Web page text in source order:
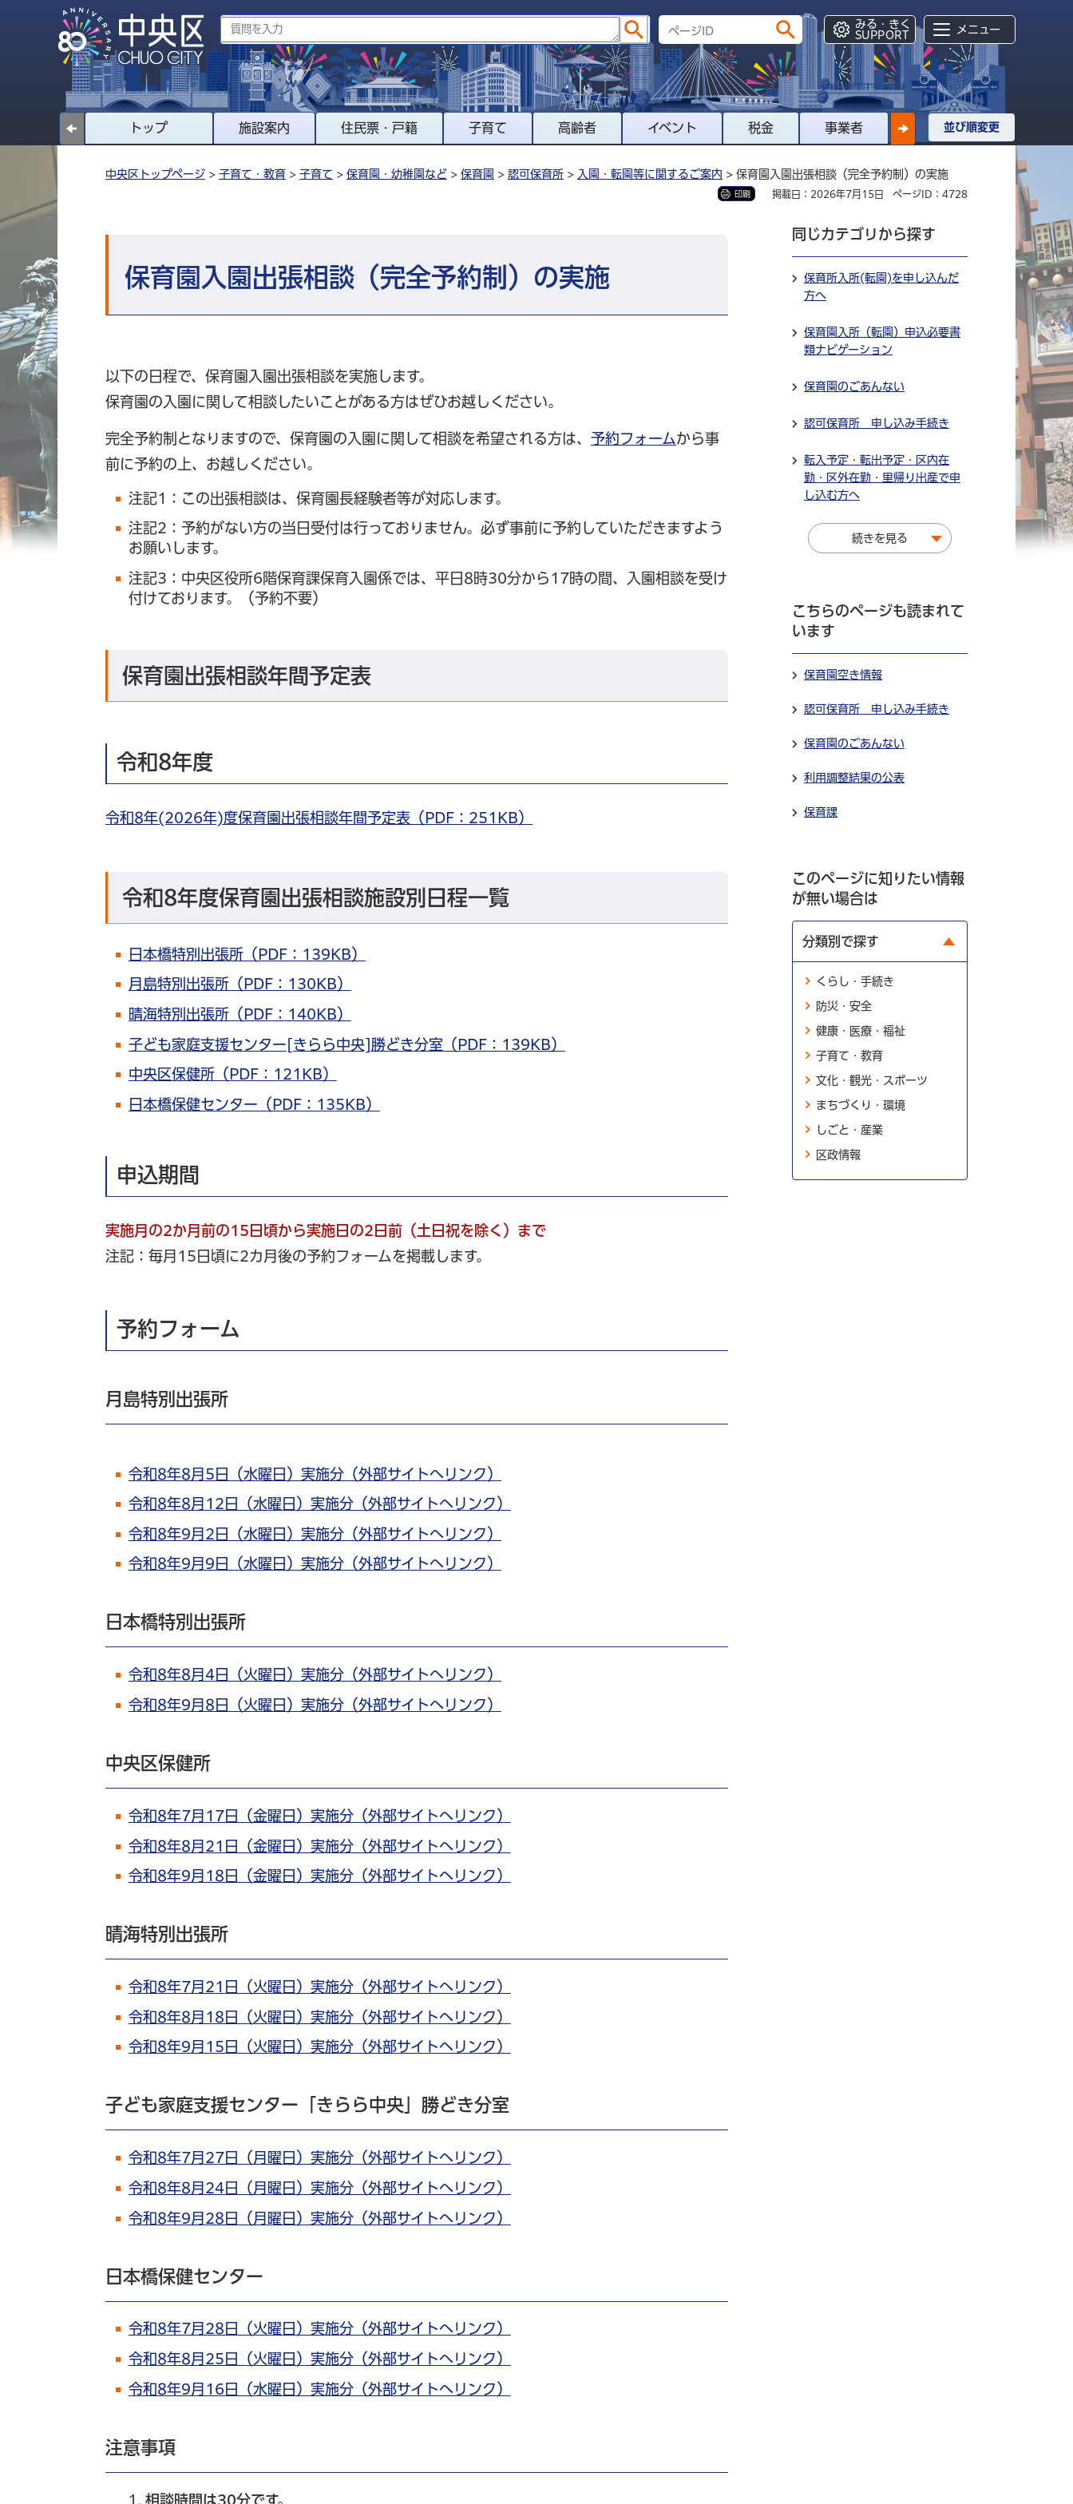
みる・きく
SUPPORT
メニュー
トップ 施設案内 住民票・戸籍 子育て 高齢者 イベント 税金 事業者 並び順変更
中央区トップページ > 子育て・教育 > 子育て > 保育園・幼稚園など > 保育園 > 認可保育所 > 入園・転園等に関するご案内 > 保育園入園出張相談（完全予約制）の実施
印刷 掲載日：2026年7月15日 ページID：4728
保育園入園出張相談（完全予約制）の実施
以下の日程で、保育園入園出張相談を実施します。
保育園の入園に関して相談したいことがある方はぜひお越しください。
完全予約制となりますので、保育園の入園に関して相談を希望される方は、 予約フォームから事
前に予約の上、お越しください。
注記1：この出張相談は、保育園長経験者等が対応します。
注記2：予約がない方の当日受付は行っておりません。必ず事前に予約していただきますよう
お願いします。
注記3：中央区役所6階保育課保育入園係では、平日8時30分から17時の間、入園相談を受け
付けております。（予約不要）
保育園出張相談年間予定表
令和8年度
令和8年(2026年)度保育園出張相談年間予定表（PDF：251KB）
令和8年度保育園出張相談施設別日程一覧
日本橋特別出張所（PDF：139KB）
月島特別出張所（PDF：130KB）
晴海特別出張所（PDF：140KB）
子ども家庭支援センター[きらら中央]勝どき分室（PDF：139KB）
中央区保健所（PDF：121KB）
日本橋保健センター（PDF：135KB）
申込期間
実施月の2か月前の15日頃から実施日の2日前（土日祝を除く）まで
注記：毎月15日頃に2カ月後の予約フォームを掲載します。
予約フォーム
月島特別出張所
令和8年8月5日（水曜日）実施分（外部サイトへリンク）
令和8年8月12日（水曜日）実施分（外部サイトへリンク）
令和8年9月2日（水曜日）実施分（外部サイトへリンク）
令和8年9月9日（水曜日）実施分（外部サイトへリンク）
日本橋特別出張所
令和8年8月4日（火曜日）実施分（外部サイトへリンク）
令和8年9月8日（火曜日）実施分（外部サイトへリンク）
中央区保健所
令和8年7月17日（金曜日）実施分（外部サイトへリンク）
令和8年8月21日（金曜日）実施分（外部サイトへリンク）
令和8年9月18日（金曜日）実施分（外部サイトへリンク）
晴海特別出張所
令和8年7月21日（火曜日）実施分（外部サイトへリンク）
令和8年8月18日（火曜日）実施分（外部サイトへリンク）
令和8年9月15日（火曜日）実施分（外部サイトへリンク）
子ども家庭支援センター「きらら中央」勝どき分室
令和8年7月27日（月曜日）実施分（外部サイトへリンク）
令和8年8月24日（月曜日）実施分（外部サイトへリンク）
令和8年9月28日（月曜日）実施分（外部サイトへリンク）
日本橋保健センター
令和8年7月28日（火曜日）実施分（外部サイトへリンク）
令和8年8月25日（火曜日）実施分（外部サイトへリンク）
令和8年9月16日（水曜日）実施分（外部サイトへリンク）
注意事項
相談時間は30分です。
同じカテゴリから探す
保育所入所(転園)を申し込んだ
方へ
保育園入所（転園）申込必要書
類ナビゲーション
保育園のごあんない
認可保育所 申し込み手続き
転入予定・転出予定・区内在
勤・区外在勤・里帰り出産で申
し込む方へ
続きを見る
こちらのページも読まれて
います
保育園空き情報
認可保育所 申し込み手続き
保育園のごあんない
利用調整結果の公表
保育課
このページに知りたい情報
が無い場合は
分類別で探す
くらし・手続き
防災・安全
健康・医療・福祉
子育て・教育
文化・観光・スポーツ
まちづくり・環境
しごと・産業
区政情報